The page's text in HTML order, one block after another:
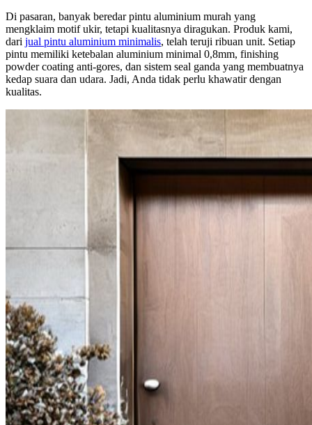
Di pasaran, banyak beredar pintu aluminium murah yang
mengklaim motif ukir, tetapi kualitasnya diragukan. Produk kami,
dari jual pintu aluminium minimalis, telah teruji ribuan unit. Setiap
pintu memiliki ketebalan aluminium minimal 0,8mm, finishing
powder coating anti-gores, dan sistem seal ganda yang membuatnya
kedap suara dan udara. Jadi, Anda tidak perlu khawatir dengan
kualitas.